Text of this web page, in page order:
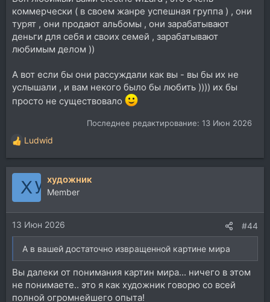
коммерчески ( в своем жанре успешная группа ) , они
турят , они продают альбомы , они зарабатывают
деньги для себя и своих семей , зарабатывают
любимым делом ))
А вот если бы они рассуждали как вы - вы бы их не
услышали , и вам некого было бы любить )))) их бы
просто не существовало
Последнее редактирование: 13 Июн 2026
Р
е
а
и
и
:
Ludwid
художник
Member
13 Июн 2026 #44
А в вашей достаточно извращенной картине мира
Вы далеки от понимания картин мира... ничего в этом
не понимаете.. это я как художник говорю со всей
полной огромнейшего опыта!